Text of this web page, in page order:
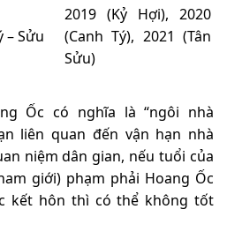
– Sửu
2019 (Kỷ Hợi), 2020
(Canh Tý), 2021 (Tân
Sửu)
Ốc có nghĩa là “ngôi nhà
liên quan đến vận hạn nhà
niệm dân gian, nếu tuổi của
giới) phạm phải Hoang Ốc
kết hôn thì có thể không tốt